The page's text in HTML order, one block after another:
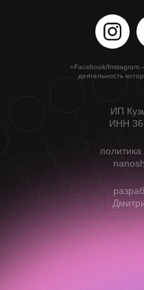
«Facebook/Instagram
деятельность
ИП
ИНН